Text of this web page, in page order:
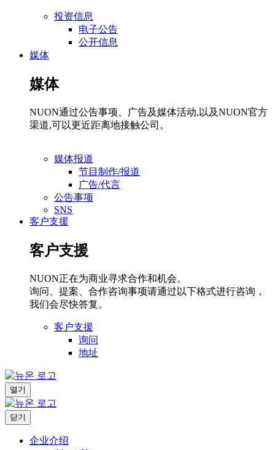
投资信息
电子公告
公开信息
媒体
媒体
NUON通过公告事项、广告及媒体活动,以及NUON官方
渠道,可以更近距离地接触公司。
媒体报道
节目制作/报道
广告/代言
公告事项
SNS
客户支援
客户支援
NUON正在为商业寻求合作和机会。
询问、提案、合作咨询事项请通过以下格式进行咨询，
我们会尽快答复。
客户支援
询问
地址
열기
닫기
企业介绍